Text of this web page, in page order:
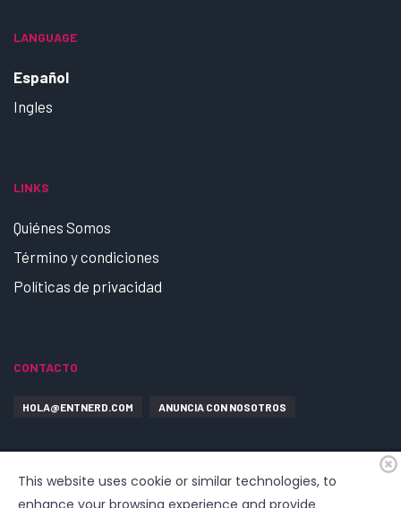
LANGUAGE
Español
Ingles
LINKS
Quiénes Somos
Término y condiciones
Políticas de privacidad
CONTACTO
HOLA@ENTNERD.COM ANUNCIA CON NOSOTROS
This website uses cookie or similar technologies, to
enhance your browsing experience and provide